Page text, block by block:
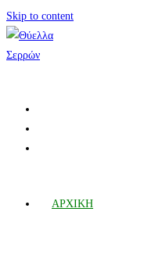
Skip to content
ΑΡΧΙΚΗ